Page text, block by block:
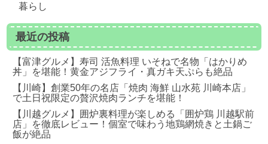
暮らし
最近の投稿
【富津グルメ】寿司 活魚料理 いそねで名物「はかりめ
丼」を堪能！黄金アジフライ・真ガキ天ぷらも絶品
【川崎】創業50年の名店「焼肉 海鮮 山水苑 川崎本店」
で土日祝限定の贅沢焼肉ランチを堪能！
【川越グルメ】囲炉裏料理が楽しめる「囲炉鶏 川越駅前
店」を徹底レビュー！個室で味わう地鶏網焼きと土鍋ご
飯が絶品